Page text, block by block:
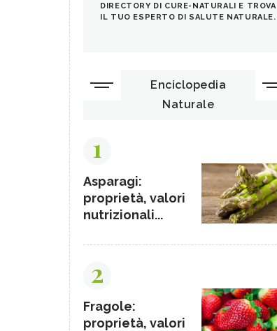
DIRECTORY DI CURE-NATURALI E TROVA
IL TUO ESPERTO DI SALUTE NATURALE.
Enciclopedia
Naturale
1
Asparagi:
proprietà, valori
nutrizionali...
2
Fragole:
proprietà, valori